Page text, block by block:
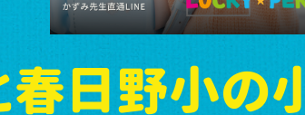
日野小の